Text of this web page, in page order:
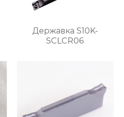
Державка S10K-
SCLCR06